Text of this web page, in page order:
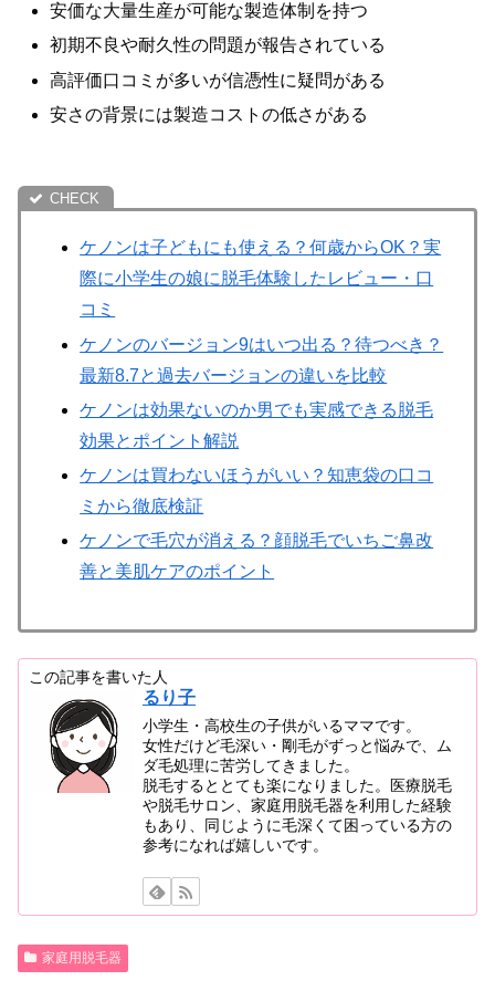
安価な大量生産が可能な製造体制を持つ
初期不良や耐久性の問題が報告されている
高評価口コミが多いが信憑性に疑問がある
安さの背景には製造コストの低さがある
ケノンは子どもにも使える？何歳からOK？実
際に小学生の娘に脱毛体験したレビュー・口
コミ
ケノンのバージョン9はいつ出る？待つべき？
最新8.7と過去バージョンの違いを比較
ケノンは効果ないのか男でも実感できる脱毛
効果とポイント解説
ケノンは買わないほうがいい？知恵袋の口コ
ミから徹底検証
ケノンで毛穴が消える？顔脱毛でいちご鼻改
善と美肌ケアのポイント
この記事を書いた人
るり子
小学生・高校生の子供がいるママです。
女性だけど毛深い・剛毛がずっと悩みで、ム
ダ毛処理に苦労してきました。
脱毛するととても楽になりました。医療脱毛
や脱毛サロン、家庭用脱毛器を利用した経験
もあり、同じように毛深くて困っている方の
参考になれば嬉しいです。
家庭用脱毛器